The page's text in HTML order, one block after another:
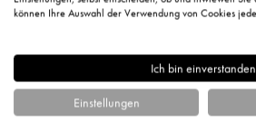
IN DEN
können Ihre Auswahl der Verwendung von Cookies
Ich bin einverstanden
Einstellungen